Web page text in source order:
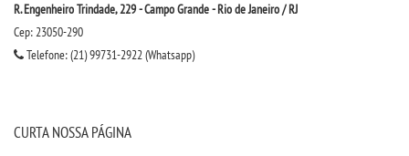
LICENCIATURAS
TECNOLÓGICOS
R. Engenheiro Trindade, 229 - Campo Grande - Rio de Janeiro / RJ
Cep: 23050-290
Telefone: (21) 99731-2922 (Whatsapp)
CURTA NOSSA PÁGINA